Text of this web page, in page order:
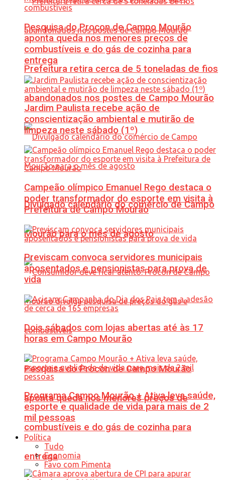
Prefeitura retira cerca de 5 toneladas de fios
abandonados nos postes de Campo Mourão
Divulgado calendário do comércio de Campo
Mourão para o mês de agosto
Pesquisa do Procon de Campo Mourão
aponta queda nos menores preços de
combustíveis e do gás de cozinha para
entrega
Pesquisa do Procon de Campo Mourão
aponta queda nos menores preços de
combustíveis e do gás de cozinha para
entrega
Jardim Paulista recebe ação de
conscientização ambiental e mutirão de
limpeza neste sábado (1º)
Campeão olímpico Emanuel Rego destaca o
poder transformador do esporte em visita à
Prefeitura de Campo Mourão
Previscam convoca servidores municipais
aposentados e pensionistas para prova de
vida
Dois sábados com lojas abertas até às 17
horas em Campo Mourão
Programa Campo Mourão + Ativa leva saúde,
esporte e qualidade de vida para mais de 2
mil pessoas
Política
Tudo
Economia
Favo com Pimenta